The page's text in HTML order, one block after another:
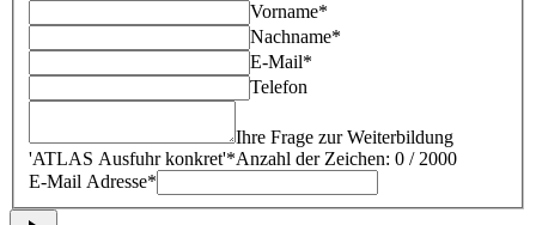
Vorname*
Nachname*
E-Mail*
Telefon
Ihre Frage zur Weiterbildung
'ATLAS Ausfuhr konkret'*Anzahl der Zeichen: 0 / 2000
E-Mail Adresse*